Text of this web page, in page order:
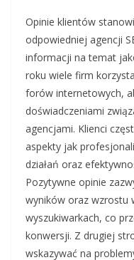
Opinie klientów
odpowiedniej agencji
informacji na temat
roku wiele firm
forów internetowych,
doświadczeniami
agencjami. Klienci
aspekty jak
działań oraz
Pozytywne opinie
wyników oraz wzrostu
wyszukiwarkach, co
konwersji. Z drugiej
wskazywać na